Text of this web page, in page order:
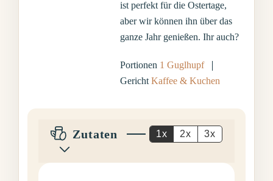
ist perfekt für die Ostertage,
aber wir können ihn über das
ganze Jahr genießen. Ihr auch?
Portionen 1 Guglhupf
GerichtKaffee & Kuchen
Zutaten 1x 2x 3x